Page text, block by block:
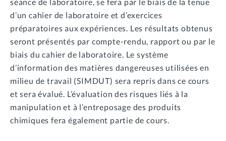
d’un cahier de laboratoire et d’exercices
préparatoires aux expériences. Les résultats obtenus
seront présentés par compte-rendu, rapport ou par le
biais du cahier de laboratoire. Le système
d’information des matières dangereuses utilisées en
milieu de travail (SIMDUT) sera repris dans ce cours
et sera évalué. L’évaluation des risques liés à la
manipulation et à l’entreposage des produits
chimiques fera également partie de cours.